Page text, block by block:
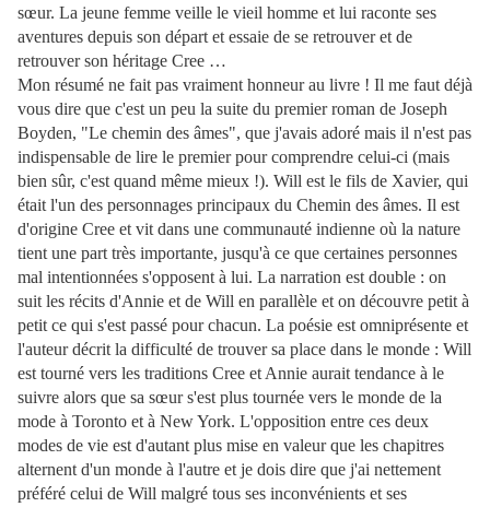
sœur. La jeune femme veille le vieil homme et lui raconte ses
aventures depuis son départ et essaie de se retrouver et de
retrouver son héritage Cree …
Mon résumé ne fait pas vraiment honneur au livre ! Il me faut déjà
vous dire que c'est un peu la suite du premier roman de Joseph
Boyden, "Le chemin des âmes", que j'avais adoré mais il n'est pas
indispensable de lire le premier pour comprendre celui-ci (mais
bien sûr, c'est quand même mieux !). Will est le fils de Xavier, qui
était l'un des personnages principaux du Chemin des âmes. Il est
d'origine Cree et vit dans une communauté indienne où la nature
tient une part très importante, jusqu'à ce que certaines personnes
mal intentionnées s'opposent à lui. La narration est double : on
suit les récits d'Annie et de Will en parallèle et on découvre petit à
petit ce qui s'est passé pour chacun. La poésie est omniprésente et
l'auteur décrit la difficulté de trouver sa place dans le monde : Will
est tourné vers les traditions Cree et Annie aurait tendance à le
suivre alors que sa sœur s'est plus tournée vers le monde de la
mode à Toronto et à New York. L'opposition entre ces deux
modes de vie est d'autant plus mise en valeur que les chapitres
alternent d'un monde à l'autre et je dois dire que j'ai nettement
préféré celui de Will malgré tous ses inconvénients et ses